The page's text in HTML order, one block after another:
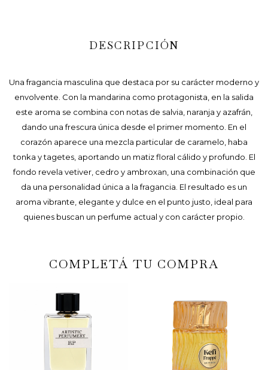
DESCRIPCIÓN
Una fragancia masculina que destaca por su carácter moderno y
envolvente. Con la mandarina como protagonista, en la salida
este aroma se combina con notas de salvia, naranja y azafrán,
dando una frescura única desde el primer momento. En el
corazón aparece una mezcla particular de caramelo, haba
tonka y tagetes, aportando un matiz floral cálido y profundo. El
fondo revela vetiver, cedro y ambroxan, una combinación que
da una personalidad única a la fragancia. El resultado es un
aroma vibrante, elegante y dulce en el punto justo, ideal para
quienes buscan un perfume actual y con carácter propio.
COMPLETÁ TU COMPRA